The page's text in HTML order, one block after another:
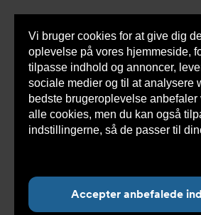
Vi bruger cookies for at give dig
oplevelse på vores hjemmeside,
tilpasse indhold og annoncer,
sociale medier og til at analysere
bedste brugeroplevelse anbefaler
alle cookies, men du kan også
indstillingerne, så de passer til
Accepter anbefalede
Du
her:
Armatec > Produkter > Ventiler
Kontraklapventil > Kontraventil
Kontraventil KV4402100